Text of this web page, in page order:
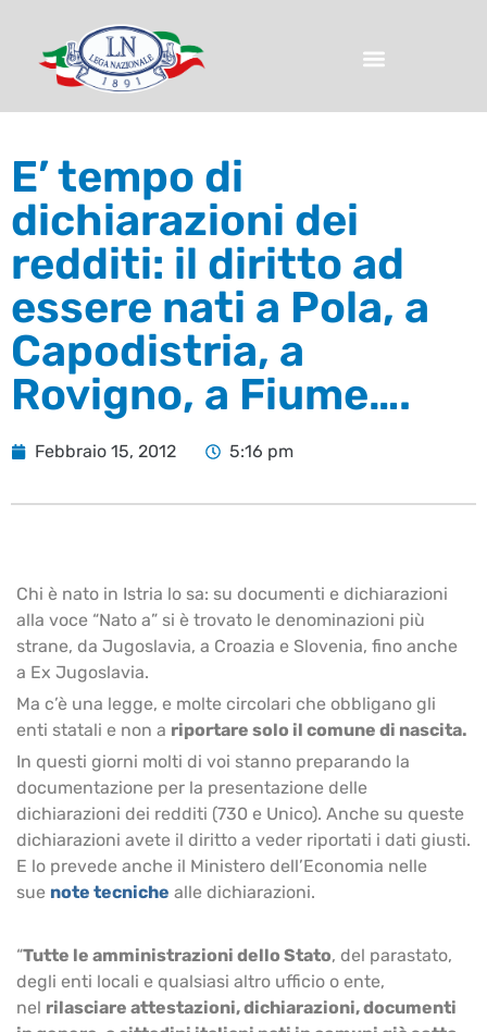
E’ tempo di
dichiarazioni dei
redditi: il diritto ad
essere nati a Pola, a
Capodistria, a
Rovigno, a Fiume….
Febbraio 15, 2012 5:16 pm
Chi è nato in Istria lo sa: su documenti e dichiarazioni
alla voce “Nato a” si è trovato le denominazioni più
strane, da Jugoslavia, a Croazia e Slovenia, fino anche
a Ex Jugoslavia.
Ma c’è una legge, e molte circolari che obbligano gli
enti statali e non a riportare solo il comune di nascita.
In questi giorni molti di voi stanno preparando la
documentazione per la presentazione delle
dichiarazioni dei redditi (730 e Unico). Anche su queste
dichiarazioni avete il diritto a veder riportati i dati giusti.
E lo prevede anche il Ministero dell’Economia nelle
sue note tecniche alle dichiarazioni.
“Tutte le amministrazioni dello Stato, del parastato,
degli enti locali e qualsiasi altro ufficio o ente,
nel rilasciare attestazioni, dichiarazioni, documenti